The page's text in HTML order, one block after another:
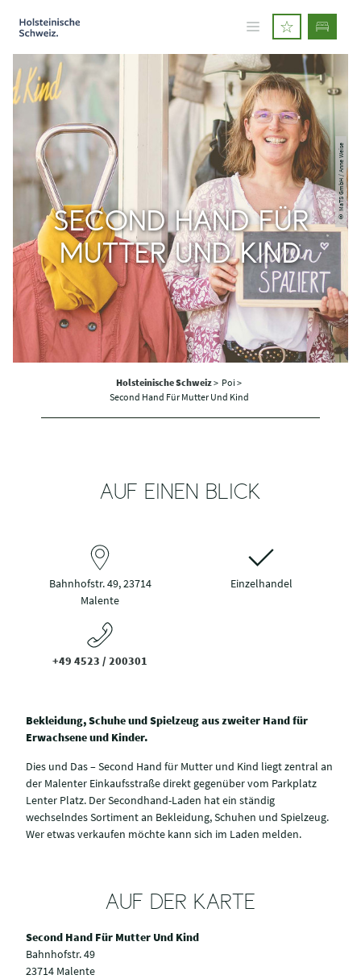
© MaTS GmbH / Anne Weise
SECOND HAND FÜR
MUTTER UND KIND
Holsteinische Schweiz> Poi >
Second Hand Für Mutter Und Kind
AUF EINEN BLICK
Bahnhofstr. 49, 23714
Malente
Einzelhandel
+49 4523 / 200301
Bekleidung, Schuhe und Spielzeug aus zweiter Hand für
Erwachsene und Kinder.
Dies und Das – Second Hand für Mutter und Kind liegt zentral an
der Malenter Einkaufsstraße direkt gegenüber vom Parkplatz
Lenter Platz. Der Secondhand-Laden hat ein ständig
wechselndes Sortiment an Bekleidung, Schuhen und Spielzeug.
Wer etwas verkaufen möchte kann sich im Laden melden.
AUF DER KARTE
Second Hand Für Mutter Und Kind
Bahnhofstr. 49
23714 Malente